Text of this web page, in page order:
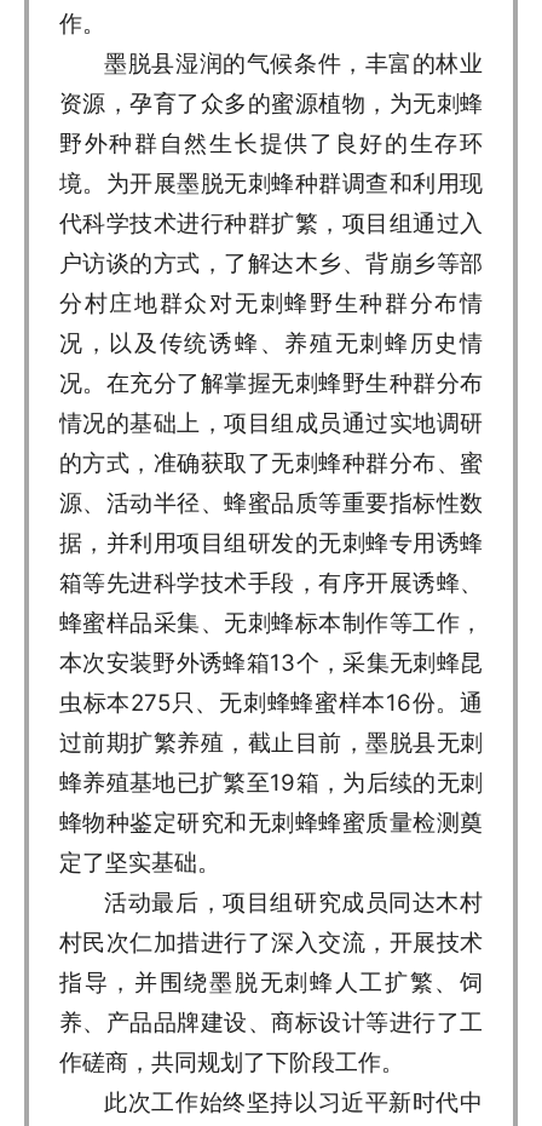
作。
墨脱县湿润的气候条件，丰富的林业
资源，孕育了众多的蜜源植物，为无刺蜂
野外种群自然生长提供了良好的生存环
境。为开展墨脱无刺蜂种群调查和利用现
代科学技术进行种群扩繁，项目组通过入
户访谈的方式，了解达木乡、背崩乡等部
分村庄地群众对无刺蜂野生种群分布情
况，以及传统诱蜂、养殖无刺蜂历史情
况。在充分了解掌握无刺蜂野生种群分布
情况的基础上，项目组成员通过实地调研
的方式，准确获取了无刺蜂种群分布、蜜
源、活动半径、蜂蜜品质等重要指标性数
据，并利用项目组研发的无刺蜂专用诱蜂
箱等先进科学技术手段，有序开展诱蜂、
蜂蜜样品采集、无刺蜂标本制作等工作，
本次安装野外诱蜂箱13个，采集无刺蜂昆
虫标本275只、无刺蜂蜂蜜样本16份。通
过前期扩繁养殖，截止目前，墨脱县无刺
蜂养殖基地已扩繁至19箱，为后续的无刺
蜂物种鉴定研究和无刺蜂蜂蜜质量检测奠
定了坚实基础。
活动最后，项目组研究成员同达木村
村民次仁加措进行了深入交流，开展技术
指导，并围绕墨脱无刺蜂人工扩繁、饲
养、产品品牌建设、商标设计等进行了工
作磋商，共同规划了下阶段工作。
此次工作始终坚持以习近平新时代中